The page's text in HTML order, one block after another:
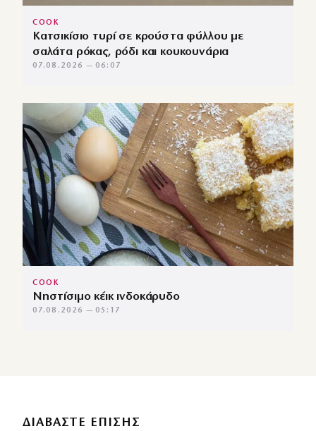
COOK
Κατσικίσιο τυρί σε κρούστα φύλλου με
σαλάτα ρόκας, ρόδι και κουκουνάρια
07.08.2026 — 06:07
COOK
Νηστίσιμο κέικ ινδοκάρυδο
07.08.2026 — 05:17
ΔΙΑΒΑΣΤΕ ΕΠΙΣΗΣ